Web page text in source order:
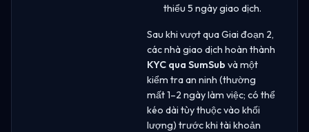
thiểu 5 ngày giao dịch.
Sau khi vượt qua Giai đoạn 2,
các nhà giao dịch hoàn thành
KYC qua SumSub và một
kiểm tra an ninh (thường
mất 1–2 ngày làm việc; có thể
kéo dài tùy thuộc vào khối
lượng) trước khi tài khoản